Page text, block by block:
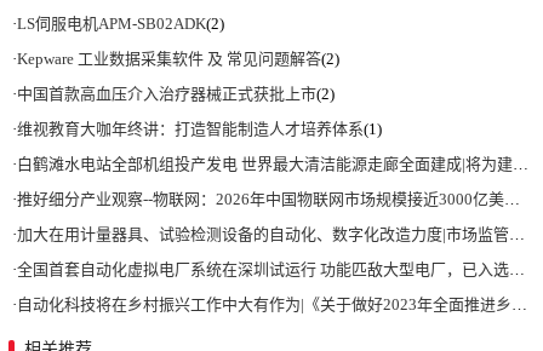
·LS伺服电机APM-SB02ADK(2)
·Kepware 工业数据采集软件 及 常见问题解答(2)
·中国首款高血压介入治疗器械正式获批上市(2)
·维视教育大咖年终讲：打造智能制造人才培养体系(1)
·白鹤滩水电站全部机组投产发电 世界最大清洁能源走廊全面建成|将为建设新型能源体系、保障国家能源安全、实现“双碳”目标提供有力支撑
·推好细分产业观察--物联网：2026年中国物联网市场规模接近3000亿美元 智慧工厂、智慧城市、智慧电网等将占60%以上
·加大在用计量器具、试验检测设备的自动化、数字化改造力度|市场监管总局 工业和信息化部 关于促进企业计量能力提升的指导意见
·全国首套自动化虚拟电厂系统在深圳试运行 功能匹敌大型电厂，已入选国际典型案例
· 自动化科技将在乡村振兴工作中大有作为|《关于做好2023年全面推进乡村振兴重点工作的意见》发布